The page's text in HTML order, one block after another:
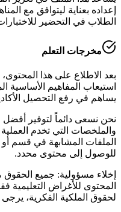
إعداده بعناية ليتوافق مع
الطلاب في التحضير
مخرجات التعلم
بعد الاطلاع على هذا
استيعاب المفاهيم
يساهم في رفع التحصيل
نحن نسعى دائماً لتوفير أفضل
والملخصات التي تخدم
الملفات المشابهة في قسم
للوصول إلى محتوى محدد.
إخلاء مسؤولية: جميع الحقوق
المحتوى للأغراض التعليمية
لحقوق الملكية الفكرية،